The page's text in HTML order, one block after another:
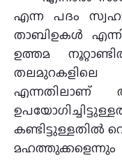
എന്ന പദം
താബിഉകൾ
ഉത്തമ
തലമുറകളിലെ
എന്നതിലാണ്‌
കണ്ടിട്ടുള്ളതിൽ